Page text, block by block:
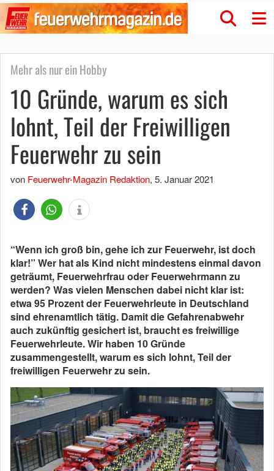
Mehr als nur ein Hobby
10 Gründe, warum es sich
lohnt, Teil der Freiwilligen
Feuerwehr zu sein
von Feuerwehr-Magazin Redaktion, 5. Januar 2021
“Wenn ich groß bin, gehe ich zur Feuerwehr, ist doch
klar!” Wer hat als Kind nicht mindestens einmal davon
geträumt, Feuerwehrfrau oder Feuerwehrmann zu
werden? Was vielen Menschen dabei nicht klar ist:
etwa 95 Prozent der Feuerwehrleute in Deutschland
sind ehrenamtlich tätig. Damit die Gefahrenabwehr
auch zukünftig gesichert ist, braucht es freiwillige
Feuerwehrleute. Wir haben 10 Gründe
zusammengestellt, warum es sich lohnt, Teil der
freiwilligen Feuerwehr zu sein.